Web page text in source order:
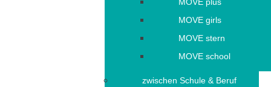
MOVE plus
MOVE girls
MOVE stern
MOVE school
zwischen Schule & Beruf